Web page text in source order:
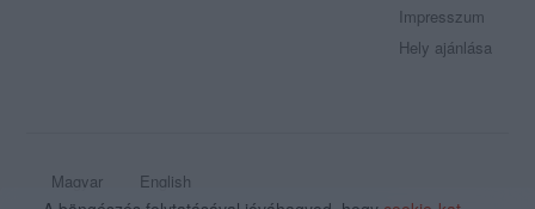
Impresszum
Hely ajánlása
Magyar
English